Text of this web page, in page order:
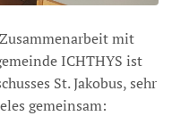
mit
ICHTHYS ist
St. Jakobus, sehr
gemeinsam: